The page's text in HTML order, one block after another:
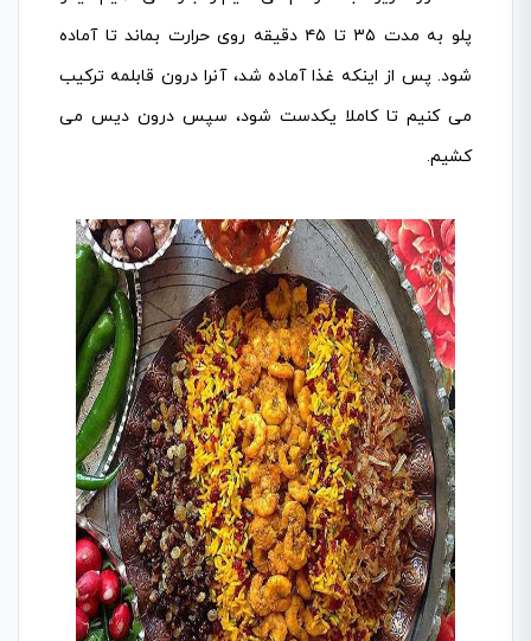
پلو به مدت ۳۵ تا ۴۵ دقیقه روی حرارت بماند تا آماده
شود. پس از اینکه غذا آماده شد، آنرا درون قابلمه ترکیب
می کنیم تا کاملا یکدست شود، سپس درون دیس می
کشیم.